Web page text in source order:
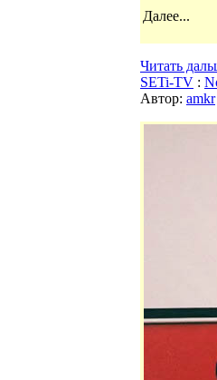
Далее...
Читать
SETi-TV :
Автор: amkr